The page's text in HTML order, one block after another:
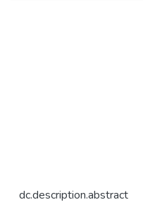
dc.description.abstract